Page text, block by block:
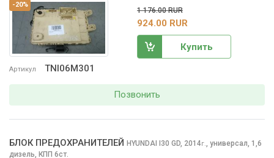
-20%
Артикул TNI06M301
1 176.00 RUR
924.00 RUR
Купить
Позвонить
БЛОК ПРЕДОХРАНИТЕЛЕЙ HYUNDAI I30 GD, 2014г., универсал, 1,6
дизель, КПП 6ст.